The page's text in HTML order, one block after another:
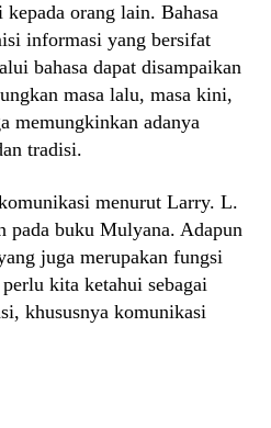
orang lain. Bahasa
informasi yang bersifat
bahasa dapat disampaikan
masa lalu, masa kini,
memungkinkan adanya
tradisi.
menurut Larry. L.
pada buku Mulyana. Adapun
juga merupakan fungsi
kita ketahui sebagai
khususnya komunikasi